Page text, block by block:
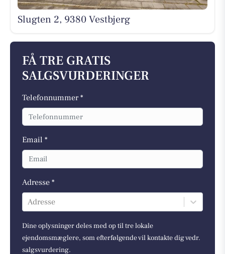
Slugten 2, 9380 Vestbjerg
FÅ TRE GRATIS
SALGSVURDERINGER
Telefonnummer *
Email *
Adresse *
Adresse
Dine oplysninger deles med op til tre lokale
ejendomsmæglere, som efterfølgende vil kontakte dig vedr.
salgsvurdering.